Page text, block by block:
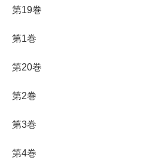
第19巻
第1巻
第20巻
第2巻
第3巻
第4巻